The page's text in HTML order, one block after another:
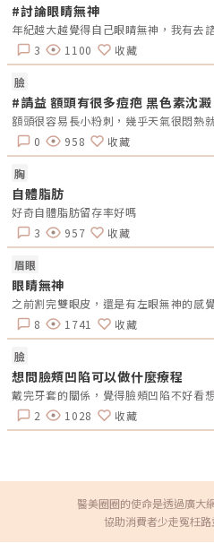
#討論眼睛無神
年紀越大越覺得自己眼睛無神，我有去
3
1100 收藏
臉
#請益 額頭有很多痘疤 黑色素沈
0
958 收藏
胸
自體脂肪
好奇自體脂肪留存率好嗎
3
957 收藏
眉眼
眼睛無神
8
1741 收藏
臉
想問臉頰凹陷可以做什麼療程
戴完牙套的關係，覺得臉頰凹陷不好看
2
1028 收藏
醫美圈圈的使命是透過廣大
協助消費者少走冤枉